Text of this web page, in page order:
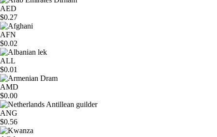
AED
$0.27
AFN
$0.02
ALL
$0.01
AMD
$0.00
ANG
$0.56